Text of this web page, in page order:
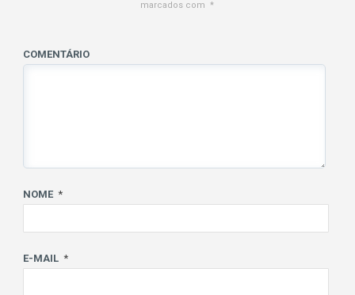
marcados com *
COMENTÁRIO
NOME *
E-MAIL *